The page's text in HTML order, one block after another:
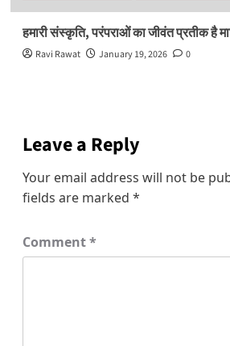
हमारी संस्कृति, परंपराओं का जीवंत प्रतीक है
Ravi Rawat January 19, 2026 0
Leave a Reply
Your email address will not be
fields are marked *
Comment*